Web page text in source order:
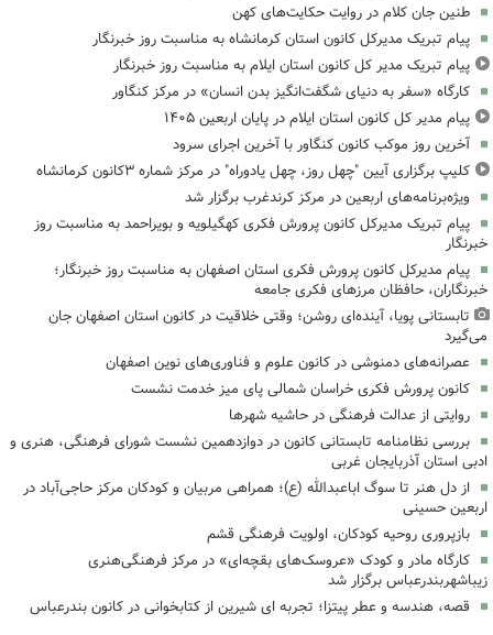
طنین جان کلام در روایت حکایت‌های کهن
پیام تبریک مدیرکل کانون استان کرمانشاه به مناسبت روز خبرنگار
پیام تبریک مدیر کل کانون استان ایلام به مناسبت روز خبرنگار
کارگاه «سفر به دنیای شگفت‌انگیز بدن انسان» در مرکز کنگاور
پیام مدیر کل کانون استان ایلام در پایان اربعین ۱۴۰۵
آخرین روز موکب کانون کنگاور با آخرین اجرای سرود
کلیپ برگزاری آیین "چهل روز، چهل یادوراه" در مرکز شماره ۳کانون کرمانشاه
ویژه‌برنامه‌های اربعین در مرکز کرندغرب برگزار شد
پیام تبریک مدیرکل کانون پرورش فکری کهگیلویه و بویراحمد به مناسبت روز
خبرنگار
پیام مدیرکل کانون پرورش فکری استان اصفهان به مناسبت روز خبرنگار؛
خبرنگاران، حافظان مرزهای فکری جامعه
تابستانی پویا، آینده‌ای روشن؛ وقتی خلاقیت در کانون استان اصفهان جان
می‌گیرد
عصرانه‌های دمنوشی در کانون علوم و فناوری‌های نوین اصفهان
کانون پرورش فکری خراسان شمالی پای میز خدمت نشست
روایتی از عدالت فرهنگی در حاشیه شهرها
بررسی نظامنامه تابستانی کانون در دوازدهمین نشست شورای فرهنگی، هنری و
ادبی استان آذربایجان غربی
از دل هنر تا سوگ اباعبدالله (ع)؛ همراهی مربیان و کودکان مرکز حاجی‌آباد در
اربعین حسینی
بازپروری روحیه کودکان، اولویت فرهنگی قشم
کارگاه مادر و کودک «عروسک‌های بقچه‌ای» در مرکز فرهنگی‌هنری
زیباشهربندرعباس برگزار شد
قصه، هندسه و عطر پیتزا؛ تجربه ای شیرین از کتابخوانی در کانون بندرعباس